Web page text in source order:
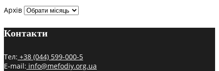
Архів
Контакти
Тел: +38 (044) 599-000-5
E-mail: info@mefodiy.org.ua